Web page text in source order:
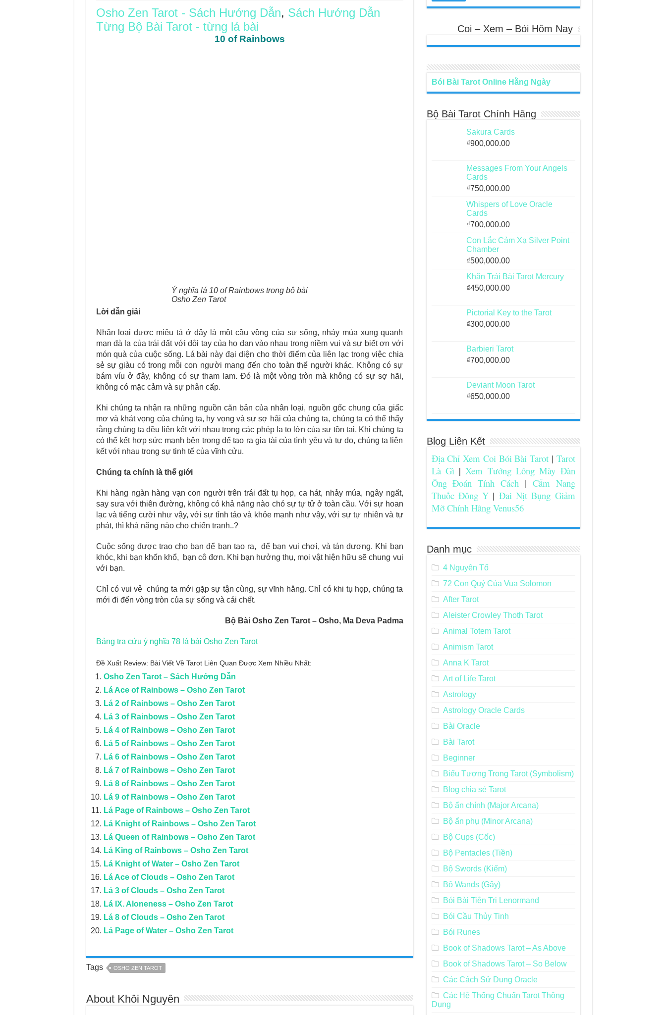
Journey Of Love Oracle – Lá Số 68: Drop Into Your Heart
Journey Of Love Oracle – Lá Số 67: The Swan
Osho Zen Tarot - Sách Hướng Dẫn, Sách Hướng Dẫn
Từng Bộ Bài Tarot - từng lá bài
10 of Rainbows
Ý nghĩa lá 10 of Rainbows trong bộ bài
Osho Zen Tarot
Lời dẫn giải
Nhân loại được miêu tả ở đây là một cầu vồng của sự sống, nhảy múa xung quanh
mạn đà la của trái đất với đôi tay của họ đan vào nhau trong niềm vui và sự biết ơn với
món quà của cuộc sống. Lá bài này đại diện cho thời điểm của liên lạc trong việc chia
sẻ sự giàu có trong mỗi con người mang đến cho toàn thể người khác. Không có sự
bám víu ở đây, không có sự tham lam. Đó là một vòng tròn mà không có sự sợ hãi,
không có mặc cảm và sự phân cấp.
Khi chúng ta nhận ra những nguồn căn bản của nhân loại, nguồn gốc chung của giấc
mơ và khát vọng của chúng ta, hy vọng và sự sợ hãi của chúng ta, chúng ta có thể thấy
rằng chúng ta đều liên kết với nhau trong các phép lạ to lớn của sự tồn tại. Khi chúng ta
có thể kết hợp sức mạnh bên trong để tạo ra gia tài của tình yêu và tự do, chúng ta liên
kết với nhau trong sự tinh tế của vĩnh cửu.
Chúng ta chính là thế giới
Khi hàng ngàn hàng vạn con người trên trái đất tụ họp, ca hát, nhảy múa, ngây ngất,
say sưa với thiên đường, không có khả năng nào chó sự tự tử ở toàn cầu. Với sự hoan
lạc và tiếng cười như vậy, với sự tỉnh táo và khỏe mạnh như vậy, với sự tự nhiên và tự
phát, thì khả năng nào cho chiến tranh..?
Cuộc sống được trao cho bạn để bạn tạo ra, để bạn vui chơi, và tán dương. Khi bạn
khóc, khi bạn khốn khổ, bạn cô đơn. Khi bạn hưởng thụ, mọi vật hiện hữu sẽ chung vui
với bạn.
Chỉ có vui vẻ chúng ta mới gặp sự tận cùng, sự vĩnh hằng. Chỉ có khi tụ họp, chúng ta
mới đi đến vòng tròn của sự sống và cái chết.
Bộ Bài Osho Zen Tarot – Osho, Ma Deva Padma
Bảng tra cứu ý nghĩa 78 lá bài Osho Zen Tarot
Đề Xuất Review: Bài Viết Về Tarot Liên Quan Được Xem Nhiều Nhất:
Osho Zen Tarot – Sách Hướng Dẫn
Lá Ace of Rainbows – Osho Zen Tarot
Lá 2 of Rainbows – Osho Zen Tarot
Lá 3 of Rainbows – Osho Zen Tarot
Lá 4 of Rainbows – Osho Zen Tarot
Lá 5 of Rainbows – Osho Zen Tarot
Lá 6 of Rainbows – Osho Zen Tarot
Lá 7 of Rainbows – Osho Zen Tarot
Lá 8 of Rainbows – Osho Zen Tarot
Lá 9 of Rainbows – Osho Zen Tarot
Lá Page of Rainbows – Osho Zen Tarot
Lá Knight of Rainbows – Osho Zen Tarot
Lá Queen of Rainbows – Osho Zen Tarot
Lá King of Rainbows – Osho Zen Tarot
Lá Knight of Water – Osho Zen Tarot
Lá Ace of Clouds – Osho Zen Tarot
Lá 3 of Clouds – Osho Zen Tarot
Lá IX. Aloneness – Osho Zen Tarot
Lá 8 of Clouds – Osho Zen Tarot
Lá Page of Water – Osho Zen Tarot
Tags OSHO ZEN TAROT
About Khôi Nguyên
Coi – Xem – Bói Hôm Nay
Bói Bài Tarot Online Hằng Ngày
Bộ Bài Tarot Chính Hãng
Sakura Cards
₫900,000.00
Messages From Your Angels
Cards
₫750,000.00
Whispers of Love Oracle
Cards
₫700,000.00
Con Lắc Cảm Xạ Silver Point
Chamber
₫500,000.00
Khăn Trải Bài Tarot Mercury
₫450,000.00
Pictorial Key to the Tarot
₫300,000.00
Barbieri Tarot
₫700,000.00
Deviant Moon Tarot
₫650,000.00
Blog Liên Kết
Địa Chỉ Xem Coi Bói Bài Tarot | Tarot
Là Gì|Xem Tướng Lông Mày Đàn
Ông Đoán Tính Cách| Cẩm Nang
Thuốc Đông Y|Đai Nịt Bụng Giảm
Mỡ Chính Hãng Venus56
Danh mục
4 Nguyên Tố
72 Con Quỷ Của Vua Solomon
After Tarot
Aleister Crowley Thoth Tarot
Animal Totem Tarot
Animism Tarot
Anna K Tarot
Art of Life Tarot
Astrology
Astrology Oracle Cards
Bài Oracle
Bài Tarot
Beginner
Biểu Tượng Trong Tarot (Symbolism)
Blog chia sẻ Tarot
Bộ ẩn chính (Major Arcana)
Bộ ẩn phụ (Minor Arcana)
Bộ Cups (Cốc)
Bộ Pentacles (Tiền)
Bộ Swords (Kiếm)
Bộ Wands (Gậy)
Bói Bài Tiên Tri Lenormand
Bói Cầu Thủy Tinh
Bói Runes
Book of Shadows Tarot – As Above
Book of Shadows Tarot – So Below
Các Cách Sử Dụng Oracle
Các Hệ Thống Chuẩn Tarot Thông
Dụng